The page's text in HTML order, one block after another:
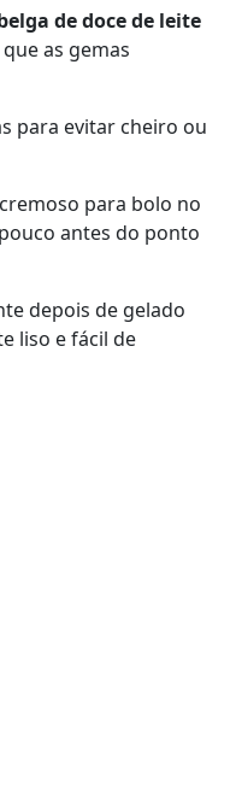
de doce de leite
as gemas
para evitar cheiro ou
para bolo no
antes do ponto
depois de gelado
liso e fácil de